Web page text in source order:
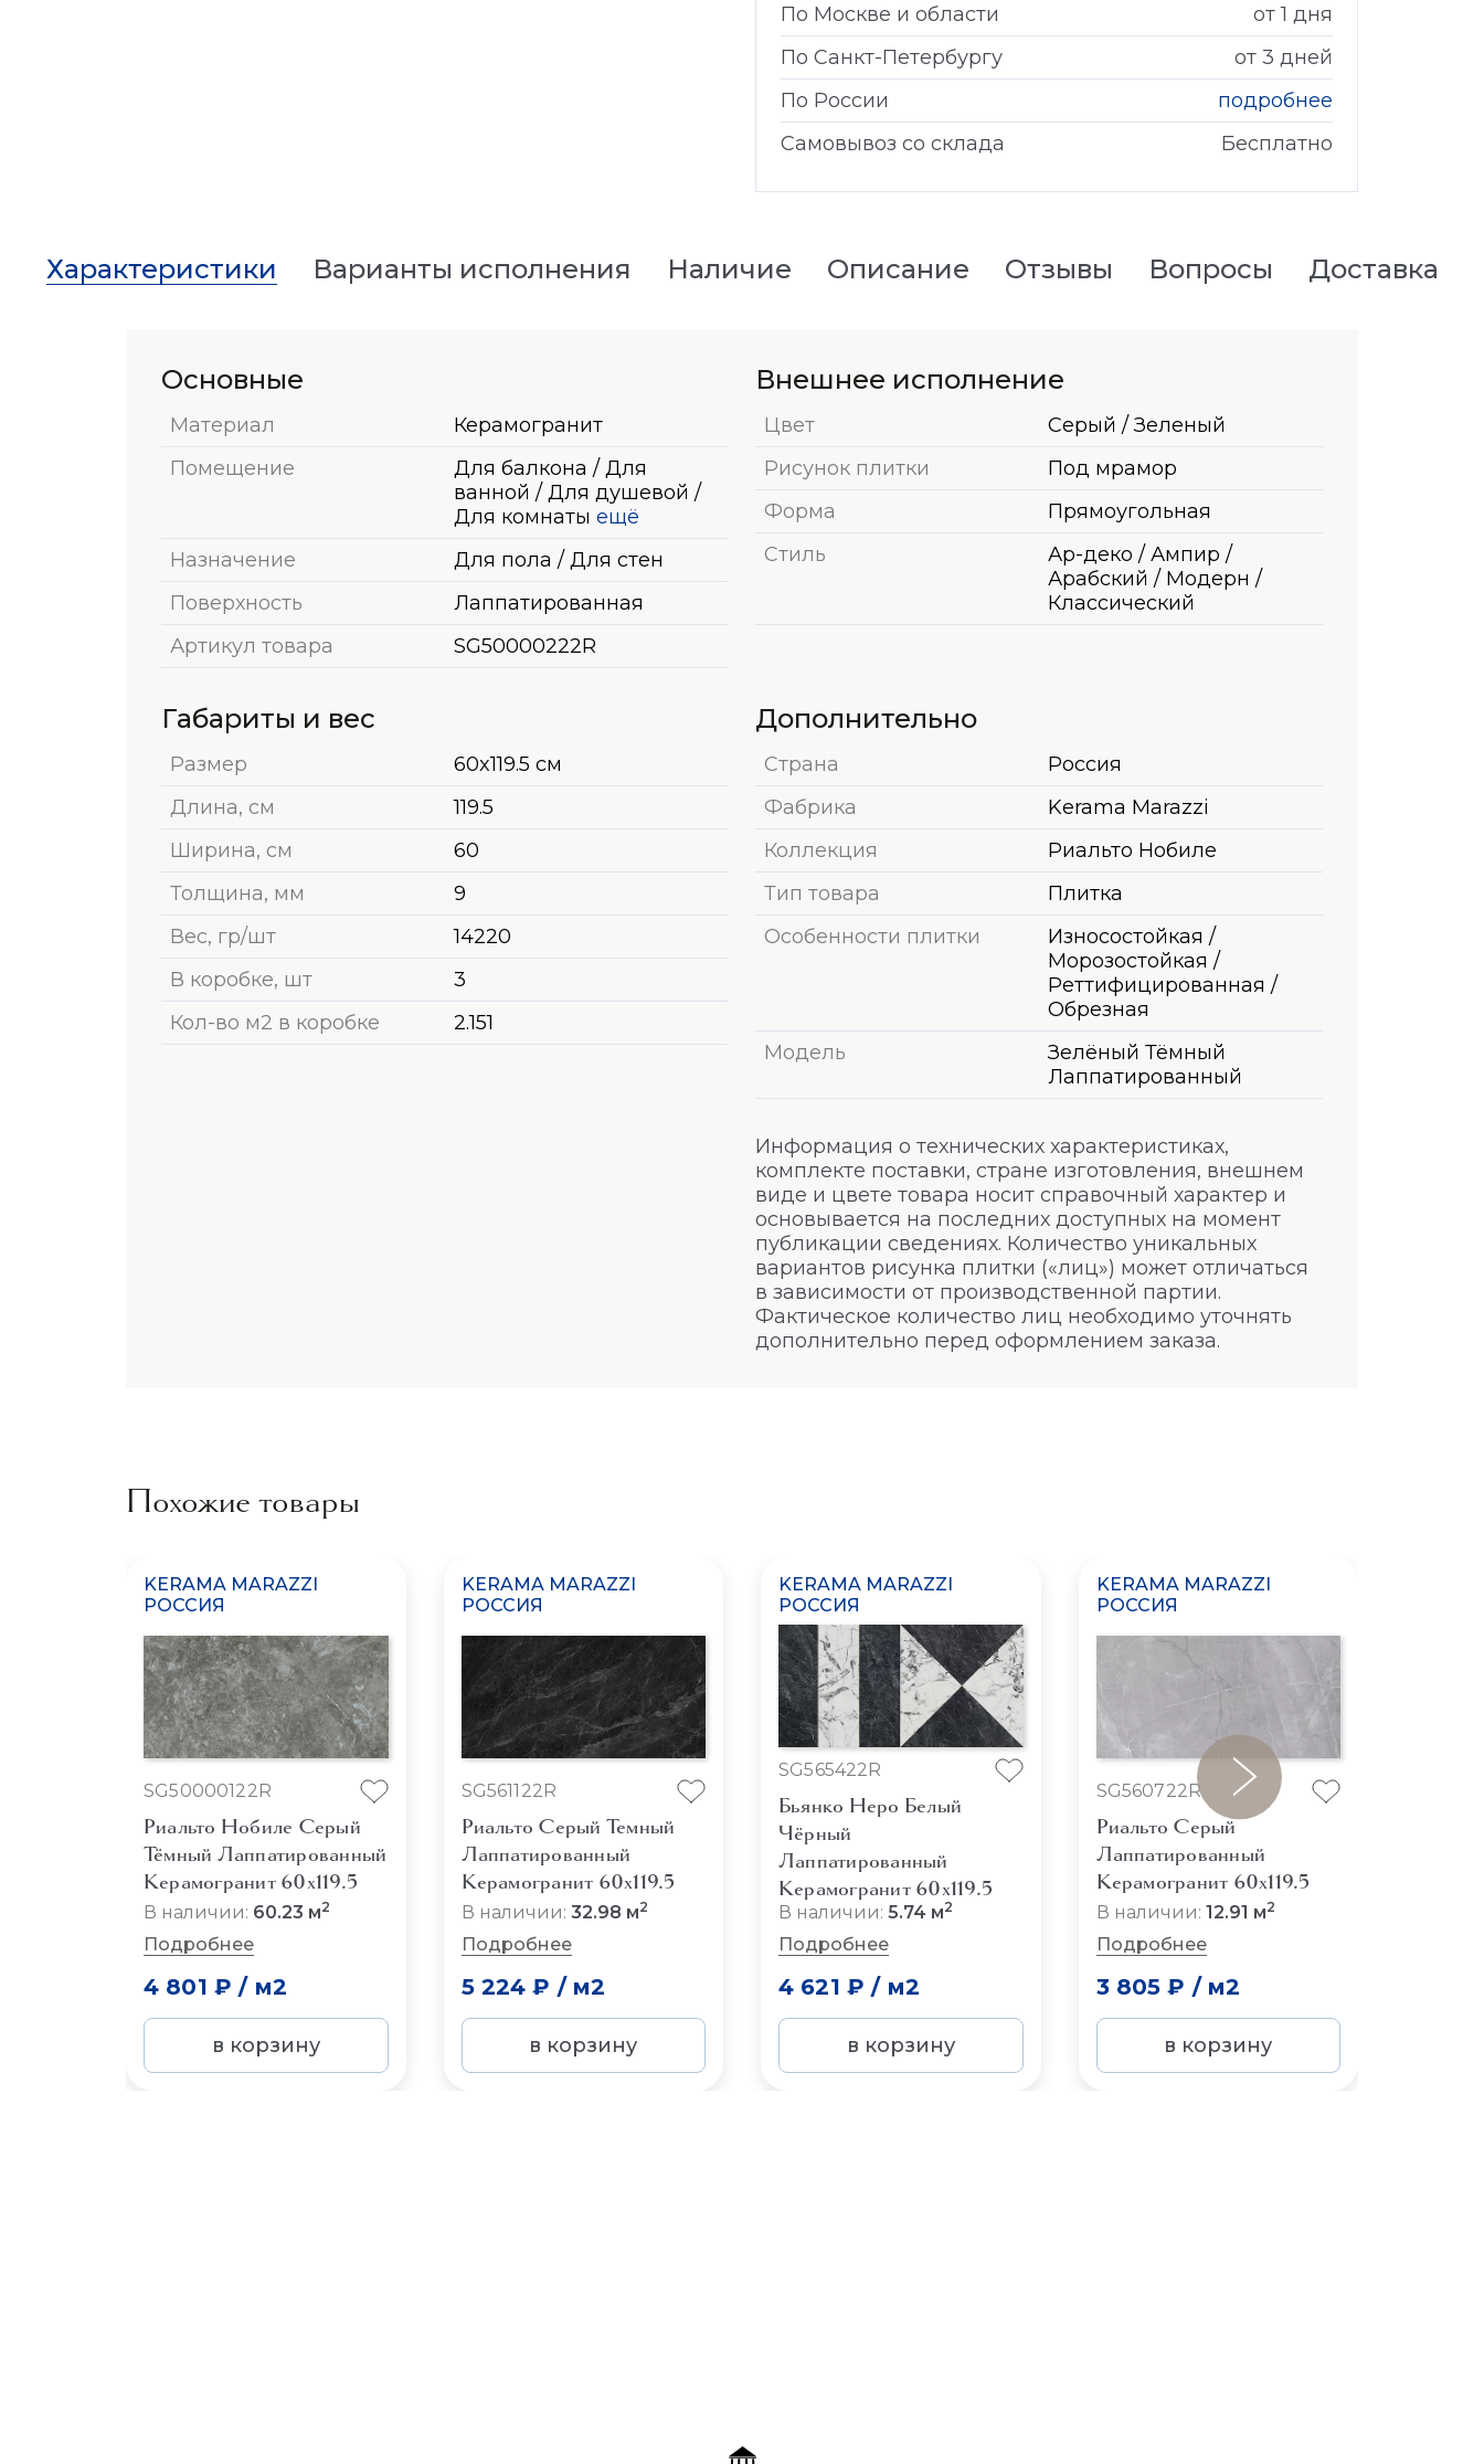
По Москве и области
от 1 дня
По Санкт-Петербургу
от 3 дней
По России
подробнее
Самовывоз со склада
Бесплатно
Характеристики Варианты исполнения Наличие Описание Отзывы Вопросы Доставка
Основные
Материал
Керамогранит
Помещение
Для балкона / Для
ванной / Для душевой /
Для комнаты ещё
Назначение
Для пола / Для стен
Поверхность
Лаппатированная
Артикул товара
SG50000222R
Внешнее исполнение
Цвет
Серый / Зеленый
Рисунок плитки
Под мрамор
Форма
Прямоугольная
Стиль
Ар-деко / Ампир /
Арабский / Модерн /
Классический
Габариты и вес
Размер
60x119.5 см
Длина, см
119.5
Ширина, см
60
Толщина, мм
9
Вес, гр/шт
14220
В коробке, шт
3
Кол-во м2 в коробке
2.151
Дополнительно
Страна
Россия
Фабрика
Kerama Marazzi
Коллекция
Риальто Нобиле
Тип товара
Плитка
Особенности плитки
Износостойкая /
Морозостойкая /
Реттифицированная /
Обрезная
Модель
Зелёный Тёмный
Лаппатированный
Информация о технических характеристиках,
комплекте поставки, стране изготовления, внешнем
виде и цвете товара носит справочный характер и
основывается на последних доступных на момент
публикации сведениях. Количество уникальных
вариантов рисунка плитки («лиц») может отличаться
в зависимости от производственной партии.
Фактическое количество лиц необходимо уточнять
дополнительно перед оформлением заказа.
Похожие товары
KERAMA MARAZZI
РОССИЯ
SG50000122R
Риальто Нобиле Серый
Тёмный Лаппатированный
Керамогранит 60x119.5
В наличии: 60.23 м2
Подробнее
4 801 ₽ / м2
в корзину
KERAMA MARAZZI
РОССИЯ
SG561122R
Риальто Серый Темный
Лаппатированный
Керамогранит 60x119.5
В наличии: 32.98 м2
Подробнее
5 224 ₽ / м2
в корзину
KERAMA MARAZZI
РОССИЯ
SG565422R
Бьянко Неро Белый
Чёрный
Лаппатированный
Керамогранит 60x119.5
В наличии: 5.74 м2
Подробнее
4 621 ₽ / м2
в корзину
KERAMA MARAZZI
РОССИЯ
SG560722R
Риальто Серый
Лаппатированный
Керамогранит 60x119.5
В наличии: 12.91 м2
Подробнее
3 805 ₽ / м2
в корзину